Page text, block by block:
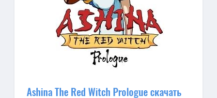
Ashina The Red Witch Prologue скачать